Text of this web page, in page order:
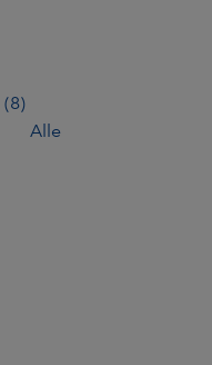
(8)
Alle